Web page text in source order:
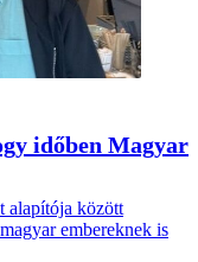
időben Magyar
alapítója között
embereknek is